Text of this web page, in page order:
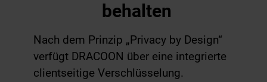
behalten
Nach dem Prinzip „Privacy by Design“
verfügt DRACOON über eine integrierte
clientseitige Verschlüsselung.